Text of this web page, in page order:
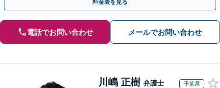
料金表を見る
電話でお問い合わせ メールでお問い合わせ
川嶋 正樹 弁護士 千葉県